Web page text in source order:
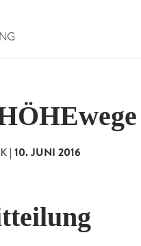
|10. JUNI 2016